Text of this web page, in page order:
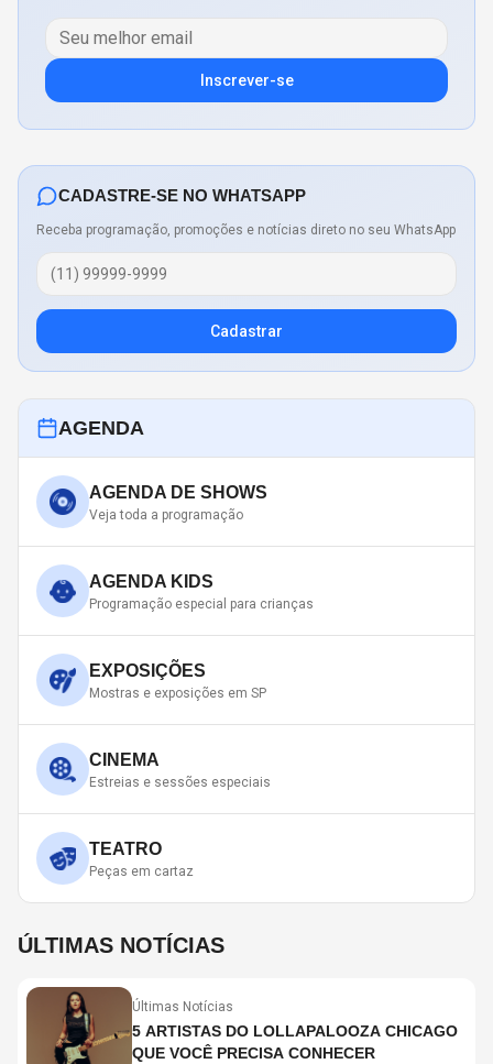
Inscrever-se
CADASTRE-SE NO WHATSAPP
Receba programação, promoções e notícias direto no seu WhatsApp
Cadastrar
AGENDA
AGENDA DE SHOWS
Veja toda a programação
AGENDA KIDS
Programação especial para crianças
EXPOSIÇÕES
Mostras e exposições em SP
CINEMA
Estreias e sessões especiais
TEATRO
Peças em cartaz
ÚLTIMAS NOTÍCIAS
Últimas Notícias
5 ARTISTAS DO LOLLAPALOOZA CHICAGO
QUE VOCÊ PRECISA CONHECER